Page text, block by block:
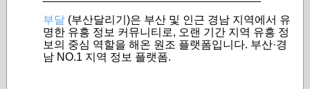
부달 (부산달리기)은 부산 및 인근 경남 지역에서 유
명한 유흥 정보 커뮤니티로, 오랜 기간 지역 유흥 정
보의 중심 역할을 해온 원조 플랫폼입니다. 부산·경
남 NO.1 지역 정보 플랫폼.